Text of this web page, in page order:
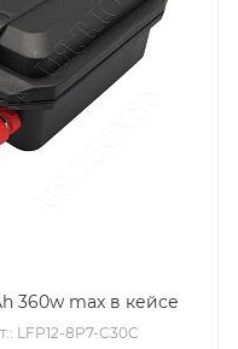
360w max в кейсе
LFP12-8P7-C30C